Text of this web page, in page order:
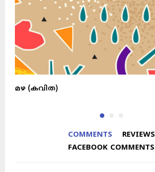
മഴ (കവിത)
COMMENTS
REVIEWS
FACEBOOK COMMENTS